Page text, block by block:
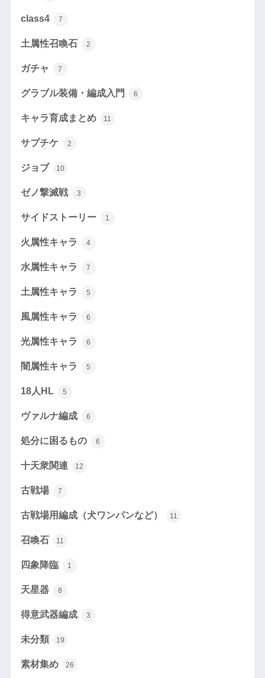
class4 7
土属性召喚石 2
ガチャ 7
グラブル装備・編成入門 6
キャラ育成まとめ 11
サプチケ 2
ジョブ 10
ゼノ撃滅戦 3
サイドストーリー 1
火属性キャラ 4
水属性キャラ 7
土属性キャラ 5
風属性キャラ 6
光属性キャラ 6
闇属性キャラ 5
18人HL 5
ヴァルナ編成 6
処分に困るもの 6
十天衆関連 12
古戦場 7
古戦場用編成（犬ワンパンなど） 11
召喚石 11
四象降臨 1
天星器 8
得意武器編成 3
未分類 19
素材集め 26